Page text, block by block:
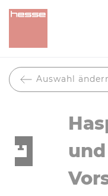
Auswahl
und